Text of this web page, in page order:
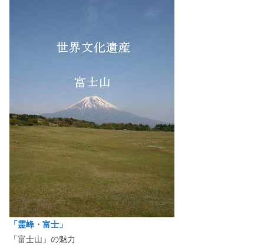
「霊峰・富士」
「富士山」の魅力